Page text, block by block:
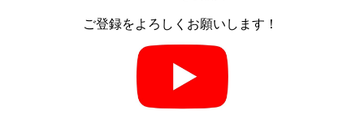
ご登録をよろしくお願いします！